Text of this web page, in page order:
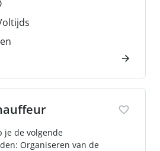
je de volgende
Organiseren van de